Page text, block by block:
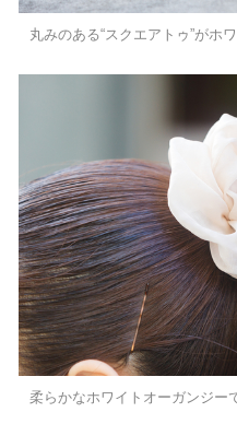
丸みのある“スクエアトゥ”がホ
柔らかなホワイトオーガンジー